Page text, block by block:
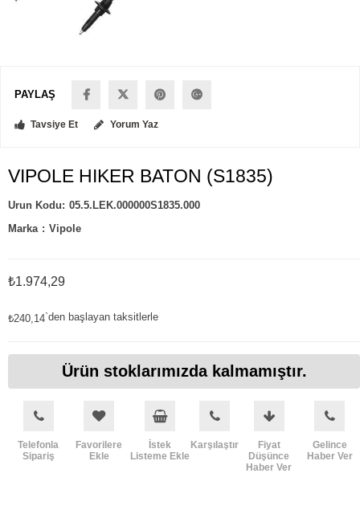
PAYLAŞ
Tavsiye Et Yorum Yaz
VIPOLE HIKER BATON (S1835)
05.5.LEK.000000S1835.000
Marka : Vipole
₺1.974,29
₺240,14`den başlayan taksitlerle
Ürün stoklarımızda kalmamıştır.
Telefonla
Sipariş
Favorilere
Ekle
İstek
Listeme Ekle
Karşılaştır
Fiyat
Düşünce
Haber Ver
Gelince
Haber Ver